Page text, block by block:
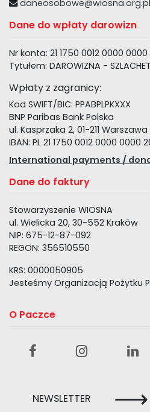
daneosobowe@wiosna.org.pl
Dane do wpłaty darowizn
Nr konta: 21 1750 0012 0000 0000
Tytułem: DAROWIZNA -
Wpłaty z zagranicy:
Kod SWIFT/BIC: PPABPLPKXXX
BNP Paribas Bank Polska
ul. Kasprzaka 2, 01-211 Warszawa
IBAN: PL 21 1750 0012 0000 0000
International payments /
Dane do faktury
Stowarzyszenie WIOSNA
ul. Wielicka 20, 30-552 Kraków
NIP: 675-12-87-092
REGON: 356510550
KRS: 0000050905
Jesteśmy Organizacją Pożytku
O Paczce
NEWSLETTER ⟶